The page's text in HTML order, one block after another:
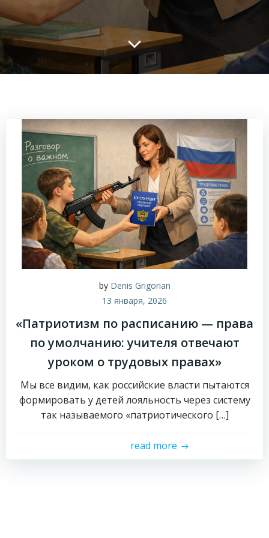
by Denis Grigorian
13 января, 2026
«Патриотизм по расписанию — права
по умолчанию: учителя отвечают
уроком о трудовых правах»
Мы все видим, как российские власти пытаются
формировать у детей лояльность через систему
так называемого «патриотического […]
read more